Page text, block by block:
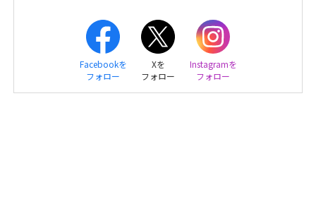
Facebookを
フォロー
Xを
フォロー
Instagramを
フォロー